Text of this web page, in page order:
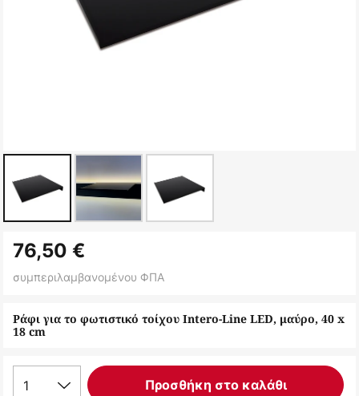
στην
αρχή
συλλογής
εικόνων
Ράφι για το φωτιστικό τοίχου Intero-Line LED, μαύρο, 40 x
18 cm
76,50 €
συμπεριλαμβανομένου ΦΠΑ
1 Προσθήκη στο καλάθι